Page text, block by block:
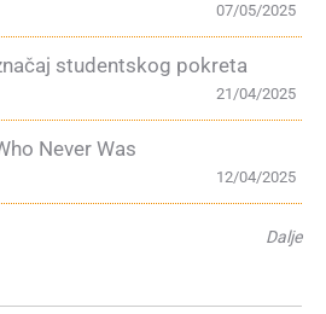
07/05/2025
studentskog pokreta
21/04/2025
Never Was
12/04/2025
Dalje